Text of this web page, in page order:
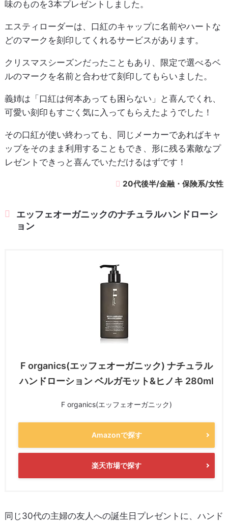
味のものを3本プレゼントしました。
エスティローダーは、口紅のキャップに名前やハートな
どのマークを刻印してくれるサービスがあります。
クリスマスシーズンだったこともあり、限定で選べるベ
ルのマークを名前と合わせて刻印してもらいました。
義姉は「口紅は何本あっても困らない」と喜んでくれ、
可愛い刻印もすごく気に入ってもらえたようでした！
その口紅が使い終わっても、同じメーカーであればキャ
ップをそのまま利用することもでき、形に残る素敵なプ
レゼントできっと喜んでいただけるはずです！
20代後半/金融・保険系/女性
エッフェオーガニックのナチュラルハンドローシ
ョン
F organics(エッフェオーガニック) ナチュラル
ハンドローション ベルガモット&ヒノキ 280ml
F organics(エッフェオーガニック)
Amazonで探す
楽天市場で探す
同じ30代の主婦の友人への誕生日プレゼントに、ハンド